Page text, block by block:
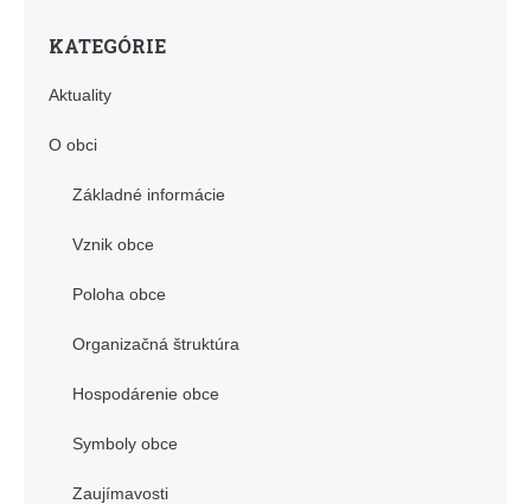
KATEGÓRIE
Aktuality
O obci
Základné informácie
Vznik obce
Poloha obce
Organizačná štruktúra
Hospodárenie obce
Symboly obce
Zaujímavosti